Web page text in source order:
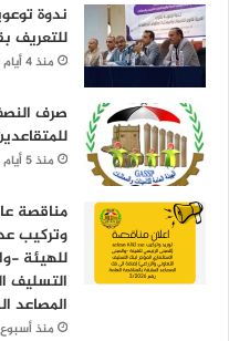
ندوة
للتعريف
منذ 4 أيام
منذ 5 أيام
وتركيب
للهيئة -
التسليف
المصاعد
منذ